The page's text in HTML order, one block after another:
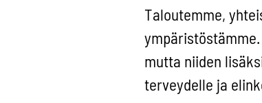
Taloutemme,
mutta niiden
terveydelle ja